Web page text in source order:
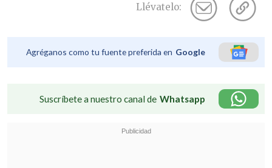
Llévatelo:
Agréganos como tu fuente preferida en Google
Suscríbete a nuestro canal de Whatsapp